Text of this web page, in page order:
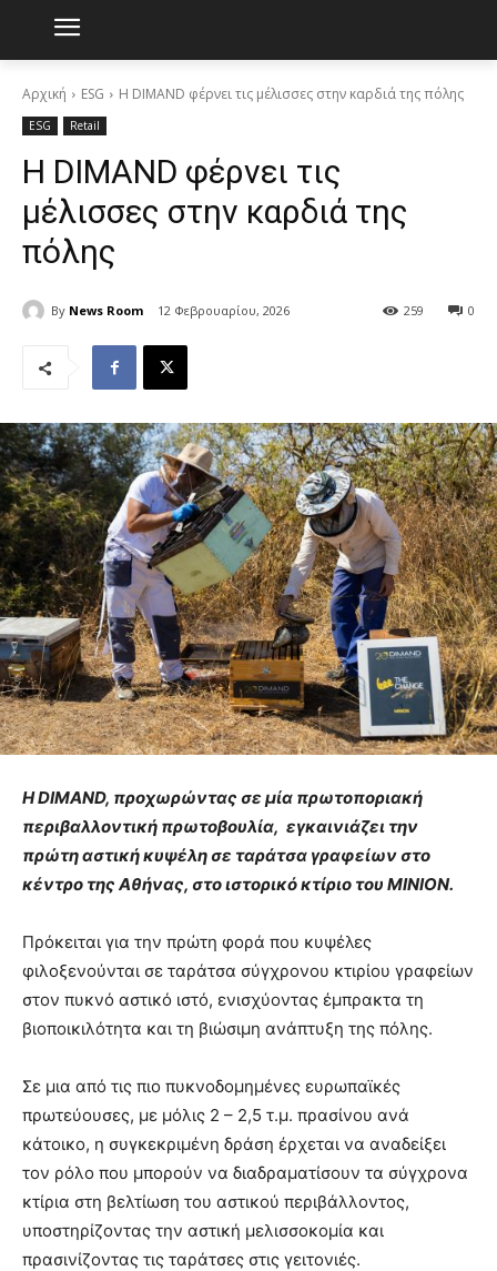
Αρχική ESG Η DIMAND φέρνει τις μέλισσες στην καρδιά της πόλης
ESG Retail
Η DIMAND φέρνει τις
μέλισσες στην καρδιά της
πόλης
By News Room 12 Φεβρουαρίου, 2026 0
259
Η DIMAND, προχωρώντας σε μία πρωτοποριακή
περιβαλλοντική πρωτοβουλία, εγκαινιάζει την
πρώτη αστική κυψέλη σε ταράτσα γραφείων στο
κέντρο της Αθήνας, στο ιστορικό κτίριο του ΜΙΝΙΟΝ.
Πρόκειται για την πρώτη φορά που κυψέλες
φιλοξενούνται σε ταράτσα σύγχρονου κτιρίου γραφείων
στον πυκνό αστικό ιστό, ενισχύοντας έμπρακτα τη
βιοποικιλότητα και τη βιώσιμη ανάπτυξη της πόλης.
Σε μια από τις πιο πυκνοδομημένες ευρωπαϊκές
πρωτεύουσες, με μόλις 2 – 2,5 τ.μ. πρασίνου ανά
κάτοικο, η συγκεκριμένη δράση έρχεται να αναδείξει
τον ρόλο που μπορούν να διαδραματίσουν τα σύγχρονα
κτίρια στη βελτίωση του αστικού περιβάλλοντος,
υποστηρίζοντας την αστική μελισσοκομία και
πρασινίζοντας τις ταράτσες στις γειτονιές.